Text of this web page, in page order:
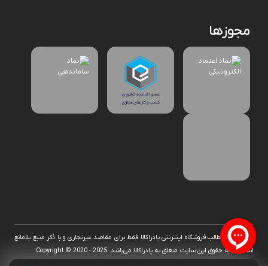
مجوزها
استفاده از مطالب فروشگاه اینترنتی پادراکالا فقط برای مقاصد غیرتجاری و با ذکر منبع بلامانع
است. کلیه حقوق این سایت متعلق به پادراکالا می‌باشد. Copyright © 2020 - 2025